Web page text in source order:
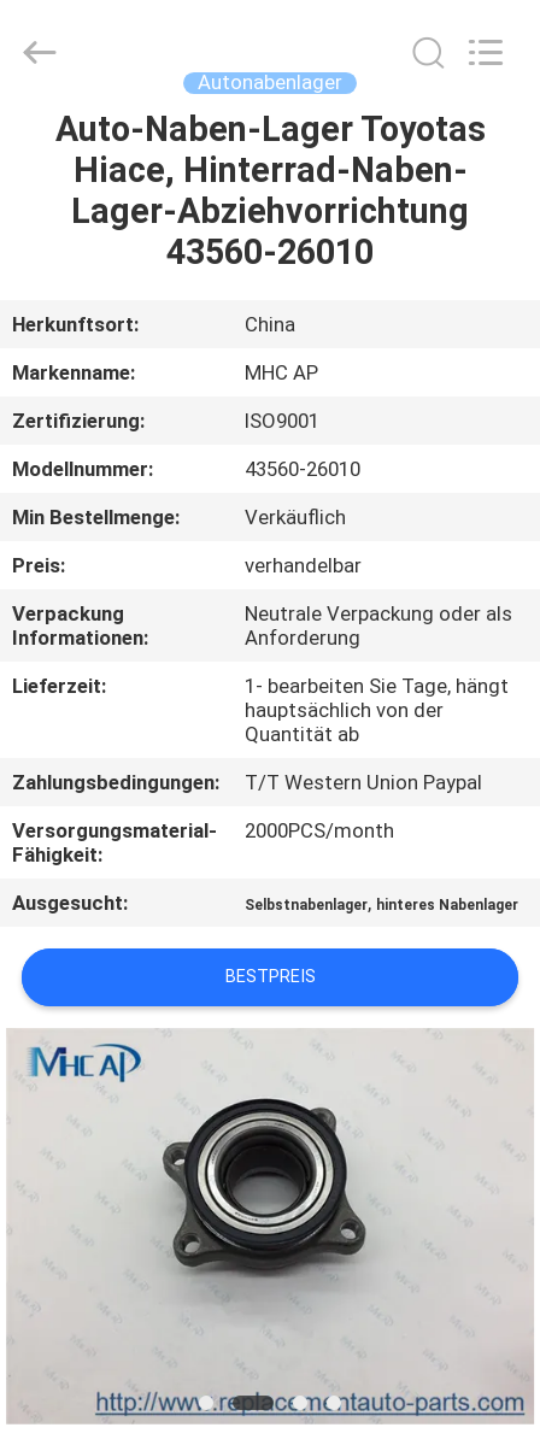
HEIM
PRODUKTE
UNS
AUSFLUG
QUALITÄTSKONTROLLE
KONTAKTIERE
UNS
EIN
ZITAT
SITEMAP
PRIVACY
POLICY
Parts
Limited.
Autonabenlager
Auto-Naben-Lager Toyotas
Hiace, Hinterrad-Naben-
Lager-Abziehvorrichtung
43560-26010
Herkunftsort:
China
Markenname:
MHC AP
Zertifizierung:
ISO9001
Modellnummer:
43560-26010
Min Bestellmenge:
Verkäuflich
Preis:
verhandelbar
Verpackung
Informationen:
Neutrale Verpackung oder als
Anforderung
Lieferzeit:
1- bearbeiten Sie Tage, hängt
hauptsächlich von der
Quantität ab
Zahlungsbedingungen:
T/T Western Union Paypal
Versorgungsmaterial-
Fähigkeit:
2000PCS/month
Ausgesucht: Selbstnabenlager, hinteres Nabenlager
BESTPREIS